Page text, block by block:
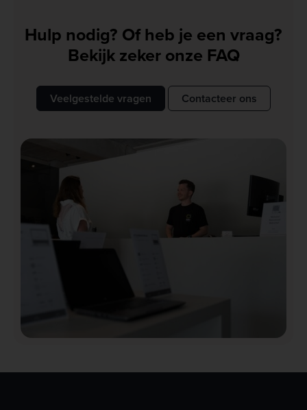
Hulp nodig? Of heb je een vraag?
Bekijk zeker onze FAQ
Veelgestelde vragen Contacteer ons